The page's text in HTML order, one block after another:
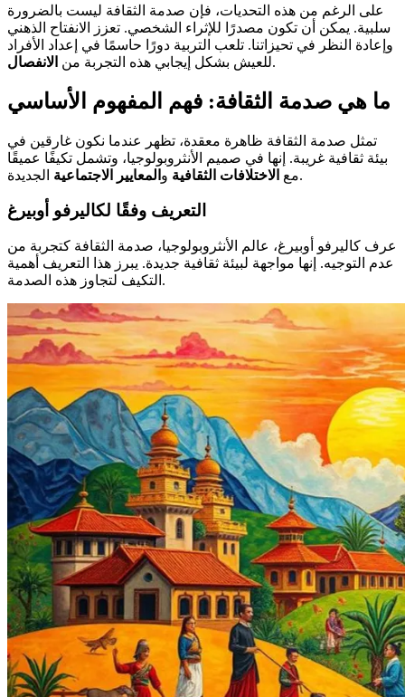
على الرغم من هذه التحديات، فإن صدمة الثقافة ليست بالضرورة
سلبية. يمكن أن تكون مصدرًا للإثراء الشخصي. تعزز الانفتاح الذهني
وإعادة النظر في تحيزاتنا. تلعب التربية دورًا حاسمًا في إعداد الأفراد
للعيش بشكل إيجابي هذه التجربة من الانفصال .
ما هي صدمة الثقافة: فهم المفهوم الأساسي
تمثل صدمة الثقافة ظاهرة معقدة، تظهر عندما نكون غارقين في
بيئة ثقافية غريبة. إنها في صميم الأنثروبولوجيا، وتشمل تكيفًا عميقًا
مع الاختلافات الثقافية و المعايير الاجتماعية الجديدة.
التعريف وفقًا لكاليرفو أوبيرغ
عرف كاليرفو أوبيرغ، عالم الأنثروبولوجيا، صدمة الثقافة كتجربة من
عدم التوجيه. إنها مواجهة لبيئة ثقافية جديدة. يبرز هذا التعريف أهمية
التكيف لتجاوز هذه الصدمة.